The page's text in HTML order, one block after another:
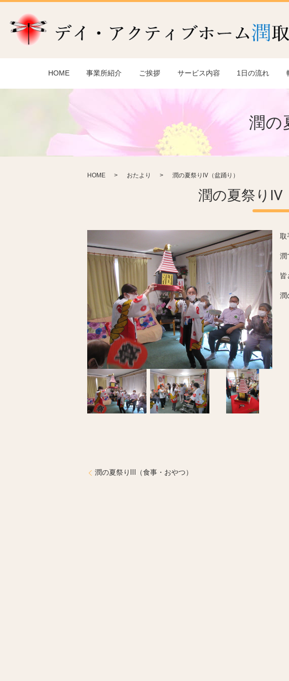
HOME 事業所紹介 ご挨拶 サービス内容 1日の流れ
潤の
HOME おたより 潤の夏祭りⅣ（盆踊り）
潤の夏祭りⅣ
取
潤
皆
潤
潤の夏祭りⅢ（食事・おやつ）